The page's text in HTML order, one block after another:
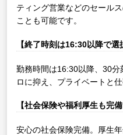
ティング営業などのセール
ことも可能です。
【終了時刻は16:30以降で選
勤務時間は16:30以降、30
ロに抑え、プライベートと
【社会保険や福利厚生も完備
安心の社会保険完備。厚生